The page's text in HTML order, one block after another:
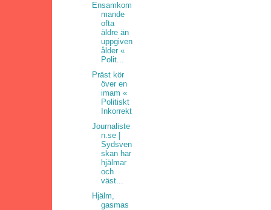
Ensamkom
mande
ofta
äldre än
uppgiven
ålder «
Polit...
Präst kör
över en
imam «
Politiskt
Inkorrekt
Journaliste
n.se |
Sydsven
skan har
hjälmar
och
väst...
Hjälm,
gasmas